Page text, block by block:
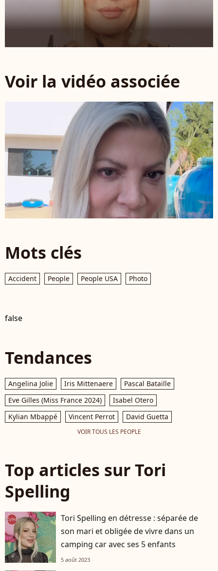
Voir la vidéo associée
Mots clés
Accident People People USA Photo
false
Tendances
Angelina Jolie Iris Mittenaere
Pascal Bataille
Eve Gilles (Miss France 2024)
Isabel Otero
Kylian Mbappé
Vincent Perrot David Guetta
VOIR TOUS LES PEOPLE
Top articles sur Tori
Spelling
Tori Spelling en détresse : séparée de
son mari et obligée de vivre dans un
camping car avec ses 5 enfants
5 août 2023